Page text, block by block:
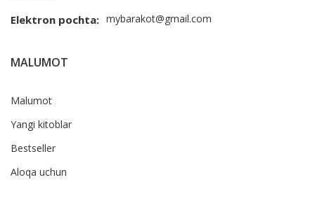
Elektron pochta: mybarakot@gmail.com
MALUMOT
Malumot
Yangi kitoblar
Bestseller
Aloqa uchun